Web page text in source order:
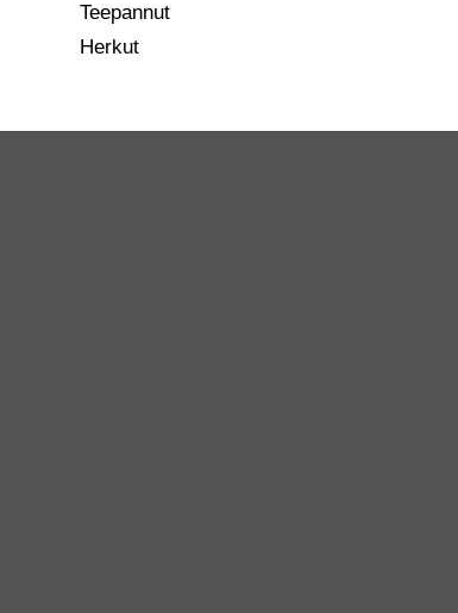
Teepannut
Herkut